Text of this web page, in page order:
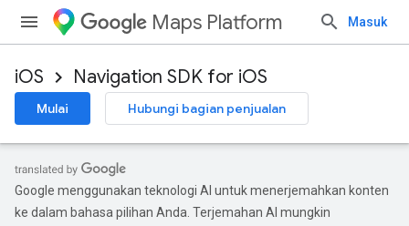
Maps Platform Masuk
iOS Navigation SDK for iOS
Mulai Hubungi bagian penjualan
Google menggunakan teknologi AI untuk menerjemahkan konten
ke dalam bahasa pilihan Anda. Terjemahan AI mungkin